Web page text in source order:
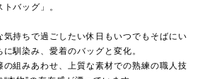
バッグ」。
気持ちで過ごしたい休日もいつでもそばにい
馴染み、愛着のバッグと変化。
組みあわせ、上質な素材での熟練の職人技